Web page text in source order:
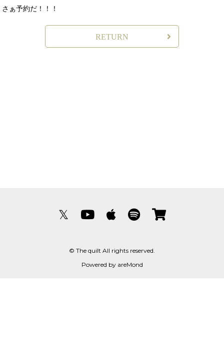
さぁ予約だ！！！
RETURN
𝕏
© The quilt All rights reserved.
Powered by areMond